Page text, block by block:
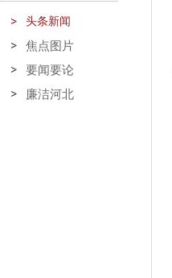
头条新闻
焦点图片
要闻要论
廉洁河北